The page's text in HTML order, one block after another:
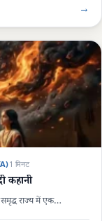
→
1 मिनट
कहानी
राज्य में एक…